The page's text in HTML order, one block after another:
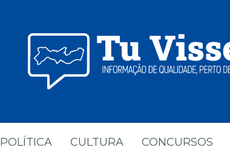
POLÍTICA CULTURA CONCURSOS